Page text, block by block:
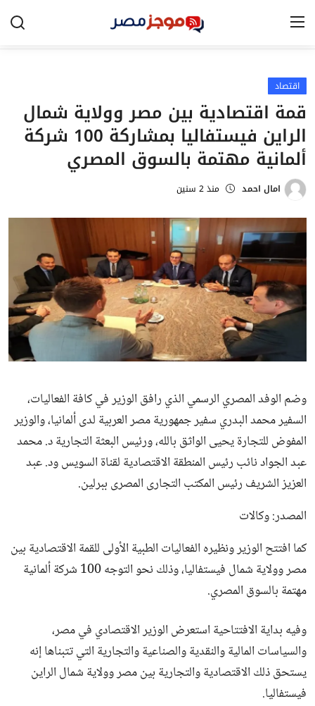
الرئيسية
مصر
الخليج
العالم
الرياضة
اقتصاد
تكنولوجيا
التعليم
ثقافة وفن
منوعات
اقتصاد
قمة اقتصادية بين مصر وولاية شمال
الراين فيستفاليا بمشاركة 100 شركة
ألمانية مهتمة بالسوق المصري
امال احمد منذ 2 سنين
وضم الوفد المصري الرسمي الذي رافق الوزير في كافة الفعاليات،
السفير محمد البدري سفير جمهورية مصر العربية لدى ألمانيا، والوزير
المفوض للتجارة يحيى الواثق بالله، ورئيس البعثة التجارية د. محمد
عبد الجواد نائب رئيس المنطقة الاقتصادية لقناة السويس ود. عبد
العزيز الشريف رئيس المكتب التجارى المصرى ببرلين.
المصدر: وكالات
كما افتتح الوزير ونظيره الفعاليات الطبية الأولى للقمة الاقتصادية بين
مصر وولاية شمال فيستفاليا، وذلك نحو التوجه 100 شركة ألمانية
مهتمة بالسوق المصري.
وفيه بداية الافتتاحية استعرض الوزير الاقتصادي في مصر،
والسياسات المالية والنقدية والصناعية والتجارية التي تتبناها إنه
يستحق ذلك الاقتصادية والتجارية بين مصر وولاية شمال الراين
فيستفاليا.